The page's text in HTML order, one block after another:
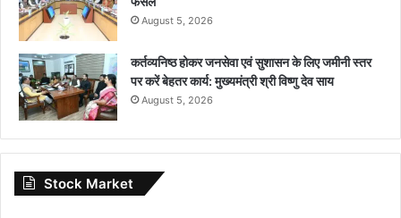
August 5, 2026
कर्तव्यनिष्ठ होकर जनसेवा एवं सुशासन के लिए जमीनी स्तर
पर करें बेहतर कार्य: मुख्यमंत्री श्री विष्णु देव साय
August 5, 2026
Stock Market